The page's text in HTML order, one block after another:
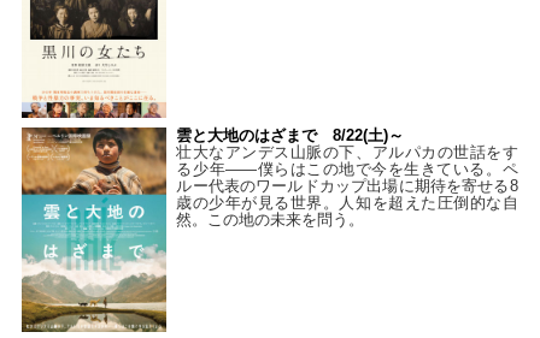
雲と大地のはざまで 8/22(土)～
壮大なアンデス山脈の下、アルパカの世話をす
る少年――僕らはこの地で今を生きている。ペ
ルー代表のワールドカップ出場に期待を寄せる8
歳の少年が見る世界。人知を超えた圧倒的な自
然。この地の未来を問う。